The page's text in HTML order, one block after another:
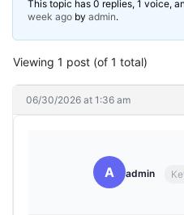
This topic has 0 replies, 1 voice,
week ago by admin.
Viewing 1 post (of 1 total)
06/30/2026 at 1:36 am
A admin